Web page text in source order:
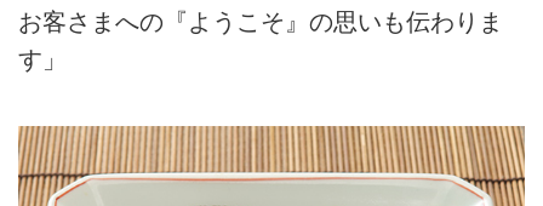
お客さまへの『ようこそ』の思いも伝わりま
す」